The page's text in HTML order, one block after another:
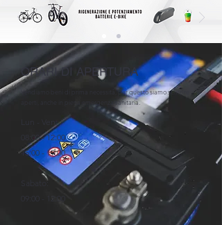
ORARI DI APERTURA
Vendiamo beni di prima necessità, per questo siamo sempre
aperti, anche in piena emergenza sanitaria.
Lun - Ven:
08:00 - 12:00
15:00 - 19:00
Sabato:
09:00 - 12:00